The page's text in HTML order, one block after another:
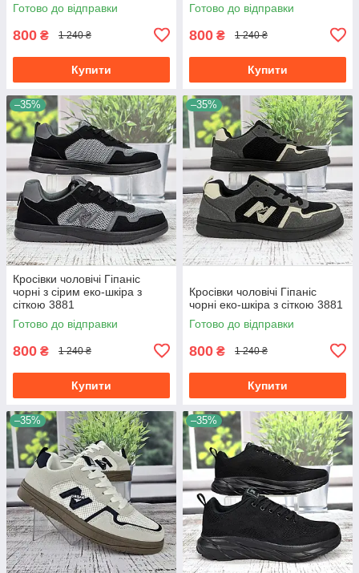
Готово до відправки
800 ₴ 1 240 ₴
Купити
Готово до відправки
800 ₴ 1 240 ₴
Купити
–35%
Кросівки чоловічі Гіпаніс
чорні з сірим еко-шкіра з
сіткою 3881
Готово до відправки
800 ₴ 1 240 ₴
Купити
–35%
Кросівки чоловічі Гіпаніс
чорні еко-шкіра з сіткою 3881
Готово до відправки
800 ₴ 1 240 ₴
Купити
–35% –35%